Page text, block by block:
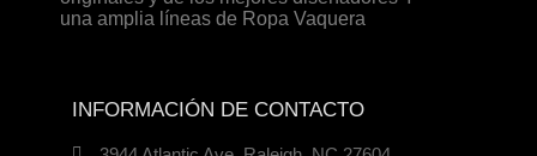
una amplia líneas de Ropa Vaquera
INFORMACIÓN DE CONTACTO